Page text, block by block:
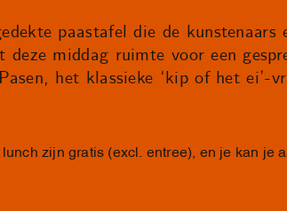
paastafel die de
deze middag ruimte voor een
het klassieke ‘kip of het ei’-
lunch zijn gratis (excl. entree), en je kan je